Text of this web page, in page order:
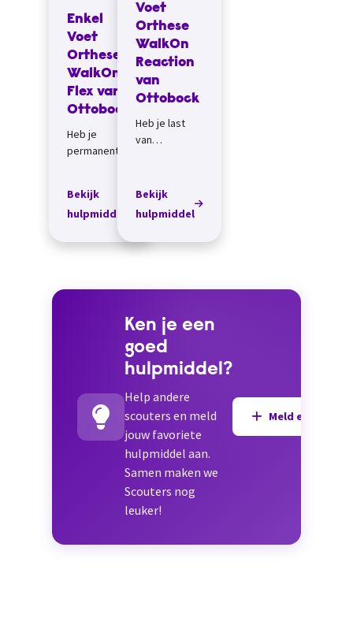
Enkel
Voet
Orthese
WalkOn
Flex van
Ottobock
Heb je
permanente
dan kan deze
enkel voet
zorgen dat jij
Bekijk
hulpmiddel
Voet
Orthese
WalkOn
Reaction
van
Ottobock
Heb je last
van
voetheffers,
een
nodig dat je
het lopen
Bekijk
hulpmiddel
Ken je een
goed
hulpmiddel?
Help andere
scouters en meld
jouw favoriete
hulpmiddel aan.
Samen maken we
Scouters nog
leuker!
Meld een